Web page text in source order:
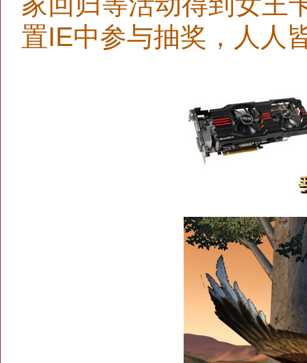
置IE中参与抽奖，人人